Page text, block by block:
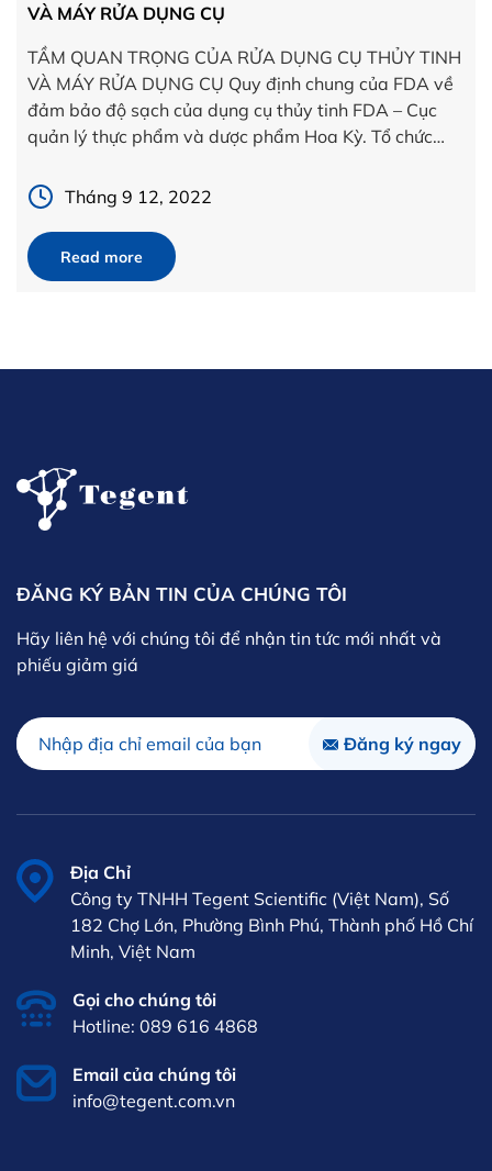
VÀ MÁY RỬA DỤNG CỤ
TẦM QUAN TRỌNG CỦA RỬA DỤNG CỤ THỦY TINH
VÀ MÁY RỬA DỤNG CỤ Quy định chung của FDA về
đảm bảo độ sạch của dụng cụ thủy tinh FDA – Cục
quản lý thực phẩm và dược phẩm Hoa Kỳ. Tổ chức
[…]
Tháng 9 12, 2022
Read more
ĐĂNG KÝ BẢN TIN CỦA CHÚNG TÔI
Hãy liên hệ với chúng tôi để nhận tin tức mới nhất và
phiếu giảm giá
Địa Chỉ
Công ty TNHH Tegent Scientific (Việt Nam), Số
182 Chợ Lớn, Phường Bình Phú, Thành phố Hồ Chí
Minh, Việt Nam
Gọi cho chúng tôi
Hotline: 089 616 4868
Email của chúng tôi
info@tegent.com.vn